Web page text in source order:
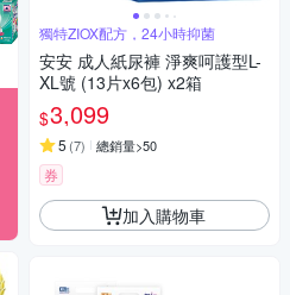
獨特ZIOX配方，24小時抑菌
安安 成人紙尿褲 淨爽呵護型L-
XL號 (13片x6包) x2箱
$3,099
5 (7) 總銷量>50
券
加入購物車